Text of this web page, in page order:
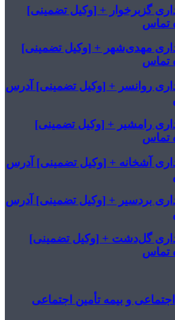
+ [وکیل تضمینی]
+ [وکیل تضمینی]
+ [وکیل تضمینی] آدرس
+ [وکیل تضمینی]
+ [وکیل تضمینی] آدرس
+ [وکیل تضمینی] آدرس
+ [وکیل تضمینی]
بیمه تأمین اجتماعی